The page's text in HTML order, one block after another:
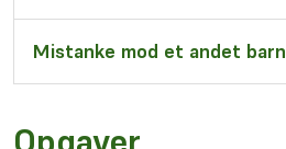
Mistanke mod et andet barn